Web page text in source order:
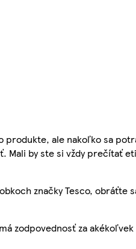
ale nakoľko sa
Mali by ste si vždy prečítať
značky Tesco, obráťte
zodpovednosť za